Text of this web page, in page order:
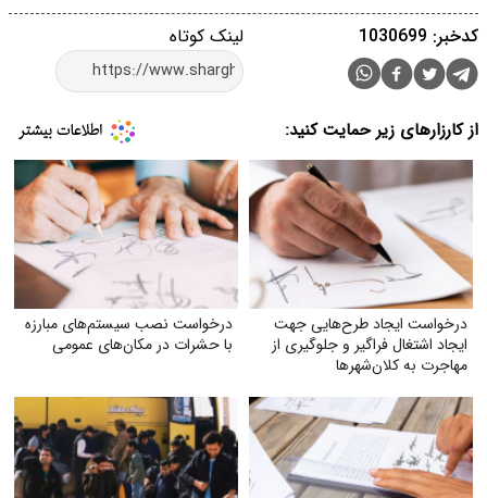
لینک کوتاه کدخبر: 1030699
از کارزارهای زیر حمایت کنید:
درخواست ایجاد طرح‌هایی جهت
ایجاد اشتغال فراگیر و جلوگیری از
مهاجرت به کلان‌شهرها
درخواست نصب سیستم‌های مبارزه
با حشرات در مکان‌های عمومی